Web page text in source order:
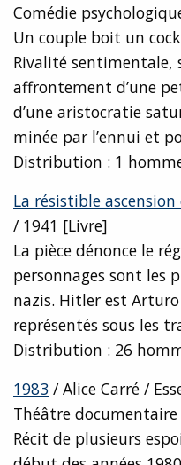
Comédie
Un couple boit un
Rivalité sentimentale,
affrontement d’une
d’une aristocratie
minée par l’ennui et
Distribution : 1
La résistible ascension
/ 1941 [Livre]
La pièce dénonce le
personnages sont les
nazis. Hitler est
représentés sous les
Distribution : 26
1983 / Alice Carré /
Théâtre documentaire
Récit de plusieurs